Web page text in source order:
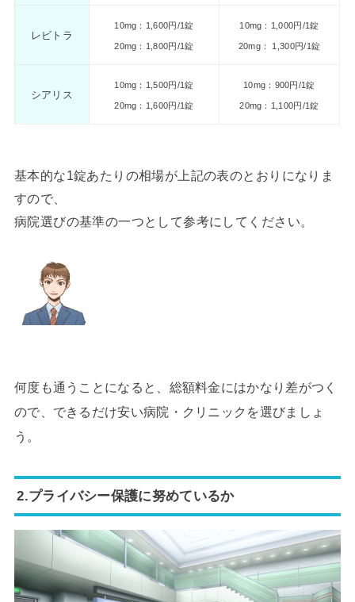
レビトラ
10mg：1,600円/1錠
20mg：1,800円/1錠
10mg：1,000円/1錠
20mg： 1,300円/1錠
シアリス
10mg：1,500円/1錠
20mg：1,600円/1錠
10mg：900円/1錠
20mg：1,100円/1錠
基本的な1錠あたりの相場が上記の表のとおりになりま
すので、
病院選びの基準の一つとして参考にしてください。
何度も通うことになると、総額料金にはかなり差がつく
ので、できるだけ安い病院・クリニックを選びましょ
う。
2.プライバシー保護に努めているか